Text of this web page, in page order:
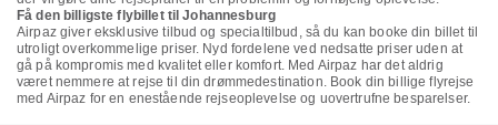
Få den billigste flybillet til Johannesburg
Airpaz giver eksklusive tilbud og specialtilbud, så du kan booke din billet til
utroligt overkommelige priser. Nyd fordelene ved nedsatte priser uden at
gå på kompromis med kvalitet eller komfort. Med Airpaz har det aldrig
været nemmere at rejse til din drømmedestination. Book din billige flyrejse
med Airpaz for en enestående rejseoplevelse og uovertrufne besparelser.